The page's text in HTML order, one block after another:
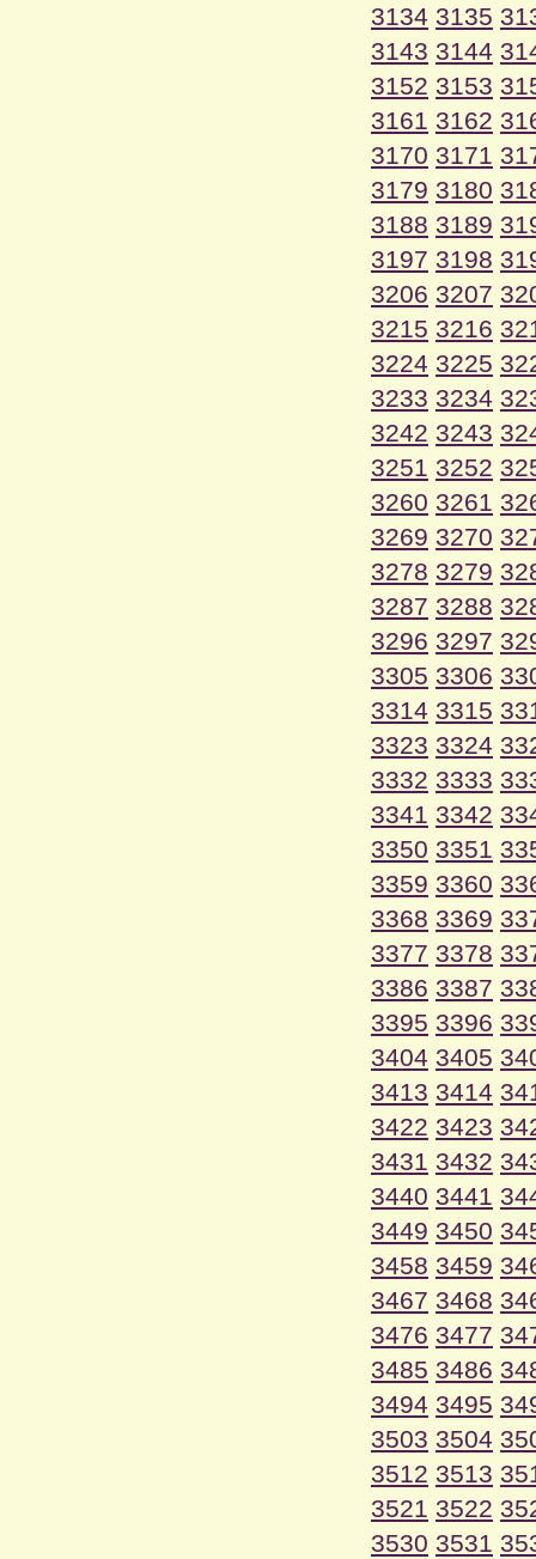
3134 3135
3143 3144
3152 3153
3161 3162
3170 3171
3179 3180
3188 3189
3197 3198
3206 3207
3215 3216
3224 3225
3233 3234
3242 3243
3251 3252
3260 3261
3269 3270
3278 3279
3287 3288
3296 3297
3305 3306
3314 3315
3323 3324
3332 3333
3341 3342
3350 3351
3359 3360
3368 3369
3377 3378
3386 3387
3395 3396
3404 3405
3413 3414
3422 3423
3431 3432
3440 3441
3449 3450
3458 3459
3467 3468
3476 3477
3485 3486
3494 3495
3503 3504
3512 3513
3521 3522
3530 3531